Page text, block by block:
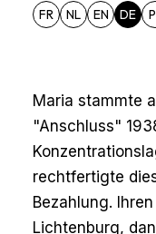
FR NL EN DE
Maria stammte
"Anschluss"
rechtfertigte
Bezahlung.
Lichtenburg,